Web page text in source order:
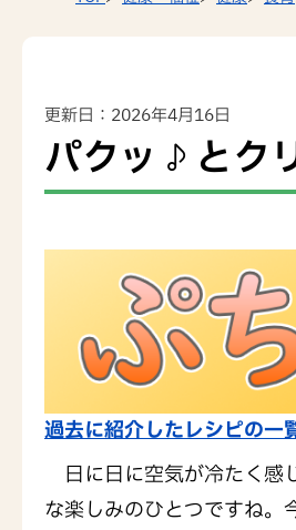
更新日：2026年4月16日
パクッ♪とク
過去に紹介したレシピの一
日に日に空気が冷たく感
な楽しみのひとつですね。